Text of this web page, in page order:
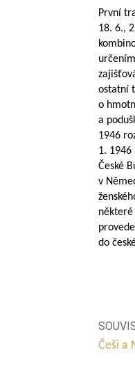
První
18. 6.,
ostatní
o
a
1946
1. 1946
České
v
do
Češi a